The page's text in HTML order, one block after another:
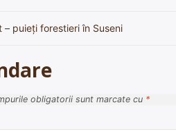
– puieți forestieri în Suseni
obligatorii sunt marcate cu *